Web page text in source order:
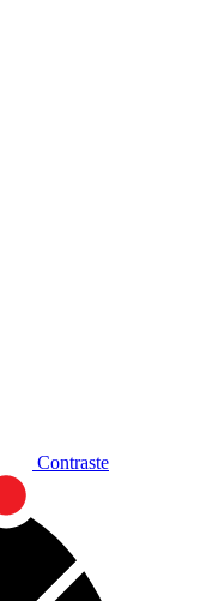
Contraste